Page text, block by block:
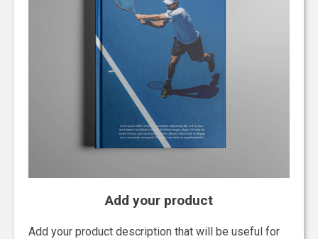
Add your product
Add your product description that will be useful for